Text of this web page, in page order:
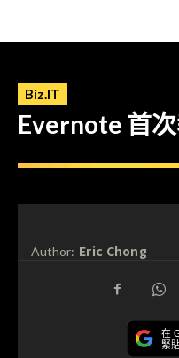
Biz.IT
Evernote 首
Author: Eric Chong
在
緊